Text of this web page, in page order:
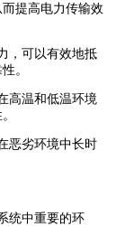
提高电力传输效
，可以有效地抵
。
高温和低温环境
恶劣环境中长时
统中重要的环